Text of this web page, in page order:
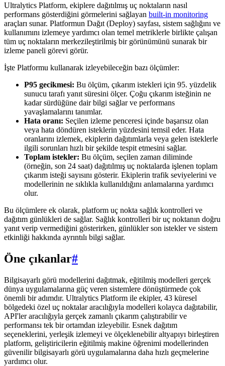
Ultralytics Platform, ekiplere dağıtılmış uç noktaların nasıl
performans gösterdiğini görmelerini sağlayan built-in monitoring
araçları sunar. Platformun Dağıt (Deploy) sayfası, sistem sağlığını ve
kullanımını izlemeye yardımcı olan temel metriklerle birlikte çalışan
tüm uç noktaların merkezileştirilmiş bir görünümünü sunarak bir
izleme paneli görevi görür.
İşte Platformu kullanarak izleyebileceğin bazı ölçümler:
P95 gecikmesi: Bu ölçüm, çıkarım istekleri için 95. yüzdelik
sunucu tarafı yanıt süresini ölçer. Çoğu çıkarım isteğinin ne
kadar sürdüğüne dair bilgi sağlar ve performans
yavaşlamalarını tanımlar.
Hata oranı: Seçilen izleme penceresi içinde başarısız olan
veya hata döndüren isteklerin yüzdesini temsil eder. Hata
oranlarını izlemek, ekiplerin dağıtımlarla veya gelen isteklerle
ilgili sorunları hızlı bir şekilde tespit etmesini sağlar.
Toplam istekler: Bu ölçüm, seçilen zaman diliminde
(örneğin, son 24 saat) dağıtılmış uç noktalarda işlenen toplam
çıkarım isteği sayısını gösterir. Ekiplerin trafik seviyelerini ve
modellerinin ne sıklıkla kullanıldığını anlamalarına yardımcı
olur.
Bu ölçümlere ek olarak, platform uç nokta sağlık kontrolleri ve
dağıtım günlükleri de sağlar. Sağlık kontrolleri bir uç noktanın doğru
yanıt verip vermediğini gösterirken, günlükler son istekler ve sistem
etkinliği hakkında ayrıntılı bilgi sağlar.
Öne çıkanlar#
Bilgisayarlı görü modellerini dağıtmak, eğitilmiş modelleri gerçek
dünya uygulamalarına güç veren sistemlere dönüştürmede çok
önemli bir adımdır. Ultralytics Platform ile ekipler, 43 küresel
bölgedeki özel uç noktalar aracılığıyla modelleri kolayca dağıtabilir,
API'ler aracılığıyla gerçek zamanlı çıkarım çalıştırabilir ve
performansı tek bir ortamdan izleyebilir. Esnek dağıtım
seçeneklerini, yerleşik izlemeyi ve ölçeklenebilir altyapıyı birleştiren
platform, geliştiricilerin eğitilmiş makine öğrenimi modellerinden
güvenilir bilgisayarlı görü uygulamalarına daha hızlı geçmelerine
yardımcı olur.